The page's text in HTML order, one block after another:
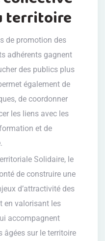
territoire
de promotion des
adhérents gagnent
des publics plus
également de
de coordonner
les liens avec les
et de
Solidaire, le
de construire une
d’attractivité des
en valorisant les
accompagnent
âgées sur le territoire